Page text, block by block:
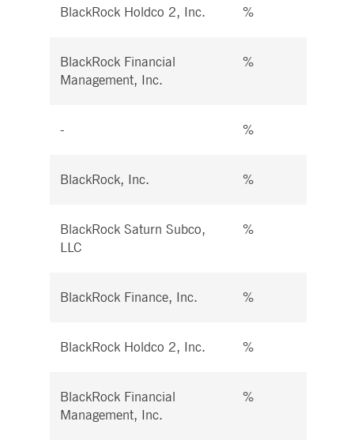
BlackRock Holdco 2, Inc. %
BlackRock Financial
Management, Inc.
%
- %
BlackRock, Inc. %
BlackRock Saturn Subco,
LLC
%
BlackRock Finance, Inc. %
BlackRock Holdco 2, Inc. %
BlackRock Financial
Management, Inc.
%